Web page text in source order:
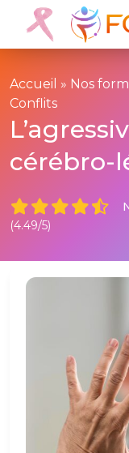
Accueil » Nos
Conflits
cérébro-
(4.49/5)